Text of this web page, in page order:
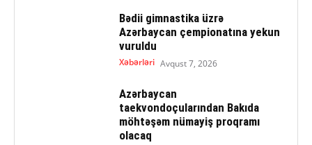
Bədii gimnastika üzrə
Azərbaycan çempionatına yekun
vuruldu
Xəbərləri Avqust 7, 2026
Azərbaycan
taekvondoçularından Bakıda
möhtəşəm nümayiş proqramı
olacaq